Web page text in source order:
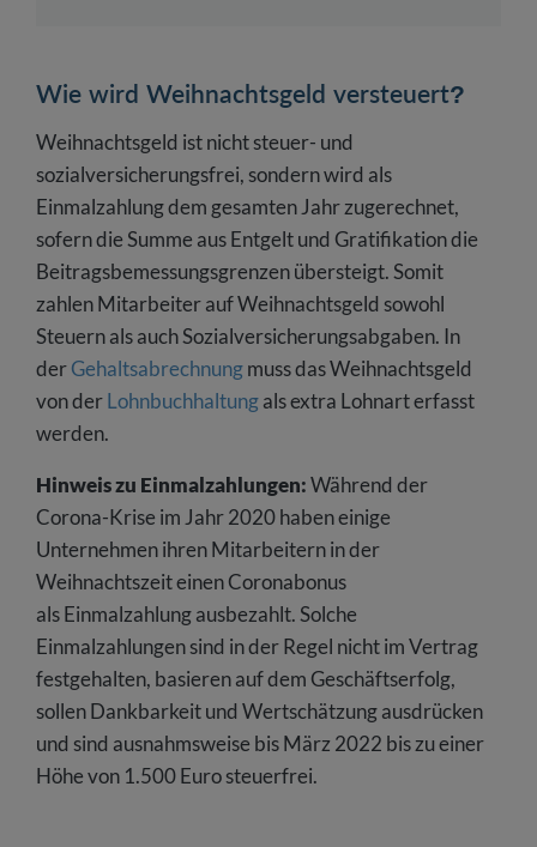
Wie wird Weihnachtsgeld versteuert?
Weihnachtsgeld ist nicht steuer- und
sozialversicherungsfrei, sondern wird als
Einmalzahlung dem gesamten Jahr zugerechnet,
sofern die Summe aus Entgelt und Gratifikation die
Beitragsbemessungsgrenzen übersteigt. Somit
zahlen Mitarbeiter auf Weihnachtsgeld sowohl
Steuern als auch Sozialversicherungsabgaben. In
derGehaltsabrechnungmuss das Weihnachtsgeld
von derLohnbuchhaltungals extra Lohnart erfasst
werden.
Hinweis zu Einmalzahlungen:Während der
Corona-Krise im Jahr 2020 haben einige
Unternehmen ihren Mitarbeitern in der
Weihnachtszeit einen Coronabonus
als Einmalzahlung ausbezahlt. Solche
Einmalzahlungen sind in der Regel nicht im Vertrag
festgehalten, basieren auf dem Geschäftserfolg,
sollen Dankbarkeit und Wertschätzung ausdrücken
und sind ausnahmsweise bis März 2022 bis zu einer
Höhe von 1.500 Euro steuerfrei.